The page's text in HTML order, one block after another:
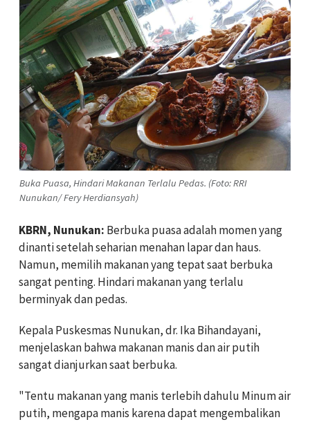
Buka Puasa, Hindari Makanan Terlalu Pedas. (Foto: RRI
Nunukan/ Fery Herdiansyah)
KBRN, Nunukan: Berbuka puasa adalah momen yang
dinanti setelah seharian menahan lapar dan haus.
Namun, memilih makanan yang tepat saat berbuka
sangat penting. Hindari makanan yang terlalu
berminyak dan pedas.
Kepala Puskesmas Nunukan, dr. Ika Bihandayani,
menjelaskan bahwa makanan manis dan air putih
sangat dianjurkan saat berbuka.
"Tentu makanan yang manis terlebih dahulu Minum air
putih, mengapa manis karena dapat mengembalikan